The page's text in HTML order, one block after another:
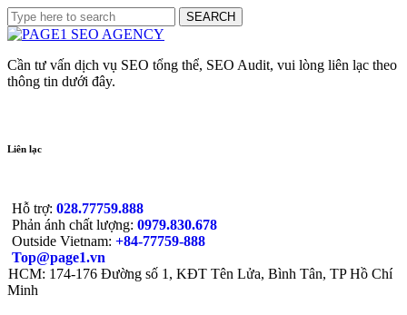
Cần tư vấn dịch vụ SEO tổng thể, SEO Audit, vui lòng liên lạc theo
thông tin dưới đây.
Liên lạc
Hỗ trợ: 028.77759.888
Phản ánh chất lượng: 0979.830.678
Outside Vietnam: +84-77759-888
Top@page1.vn
HCM: 174-176 Đường số 1, KĐT Tên Lửa, Bình Tân, TP Hồ Chí
Minh